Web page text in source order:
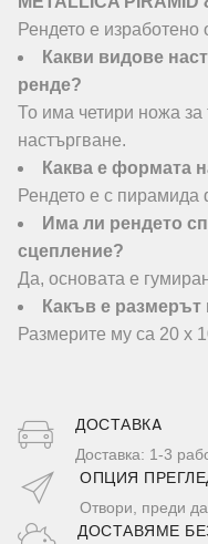
Рендето е
Какви видове
ренде?
То има четири ножа за
настъргване.
Каква е формата
Рендето е с
Има ли рендето
сцепление?
Да, основата е
Какъв е размерът
Размерите му са 20 х
ДОСТАВКA
Доставка: 1-3
ОПЦИЯ
Отвори, преди
ДОСТАВЯМЕ